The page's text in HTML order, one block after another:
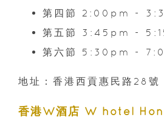
第四節 2:00pm -
第五節 3:45pm -
第六節 5:30pm -
地址：香港西貢惠民路28號
香港W酒店 W hotel